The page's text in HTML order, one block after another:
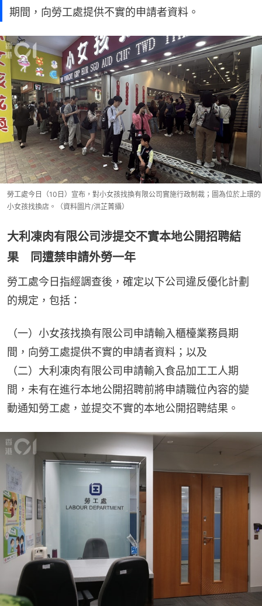
期間，向勞工處提供不實的申請者資料。
勞工處今日（10日）宣布，對小女孩找換有限公司實施行政制裁；圖為位於上環的
小女孩找換店。（資料圖片/洪芷菁攝）
大利凍肉有限公司涉提交不實本地公開招聘結
果 同遭禁申請外勞一年
勞工處今日指經調查後，確定以下公司違反優化計劃
的規定，包括：
（一）小女孩找換有限公司申請輸入櫃檯業務員期
間，向勞工處提供不實的申請者資料；以及
（二）大利凍肉有限公司申請輸入食品加工工人期
間，未有在進行本地公開招聘前將申請職位內容的變
動通知勞工處，並提交不實的本地公開招聘結果。